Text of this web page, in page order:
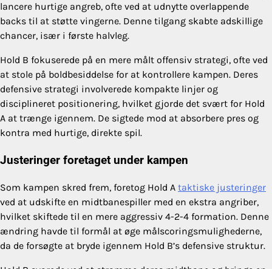
lancere hurtige angreb, ofte ved at udnytte overlappende
backs til at støtte vingerne. Denne tilgang skabte adskillige
chancer, især i første halvleg.
Hold B fokuserede på en mere målt offensiv strategi, ofte ved
at stole på boldbesiddelse for at kontrollere kampen. Deres
defensive strategi involverede kompakte linjer og
disciplineret positionering, hvilket gjorde det svært for Hold
A at trænge igennem. De sigtede mod at absorbere pres og
kontra med hurtige, direkte spil.
Justeringer foretaget under kampen
Som kampen skred frem, foretog Hold A taktiske justeringer
ved at udskifte en midtbanespiller med en ekstra angriber,
hvilket skiftede til en mere aggressiv 4-2-4 formation. Denne
ændring havde til formål at øge målscoringsmulighederne,
da de forsøgte at bryde igennem Hold B’s defensive struktur.